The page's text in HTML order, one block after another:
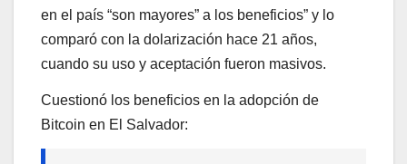
en el país “son mayores” a los beneficios” y lo
comparó con la dolarización hace 21 años,
cuando su uso y aceptación fueron masivos.
Cuestionó los beneficios en la adopción de
Bitcoin en El Salvador: